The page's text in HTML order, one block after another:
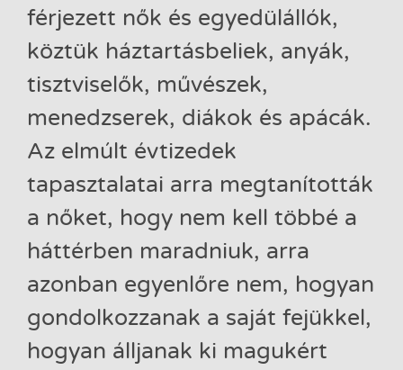
férjezett nők és egyedülállók,
köztük háztartásbeliek, anyák,
tisztviselők, művészek,
menedzserek, diákok és apácák.
Az elmúlt évtizedek
tapasztalatai arra megtanították
a nőket, hogy nem kell többé a
háttérben maradniuk, arra
azonban egyenlőre nem, hogyan
gondolkozzanak a saját fejükkel,
hogyan álljanak ki magukért